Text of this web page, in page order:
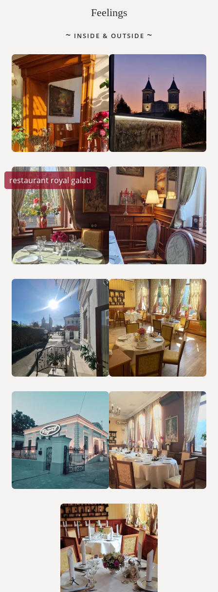
Feelings
INSIDE & OUTSIDE
restaurant royal galati